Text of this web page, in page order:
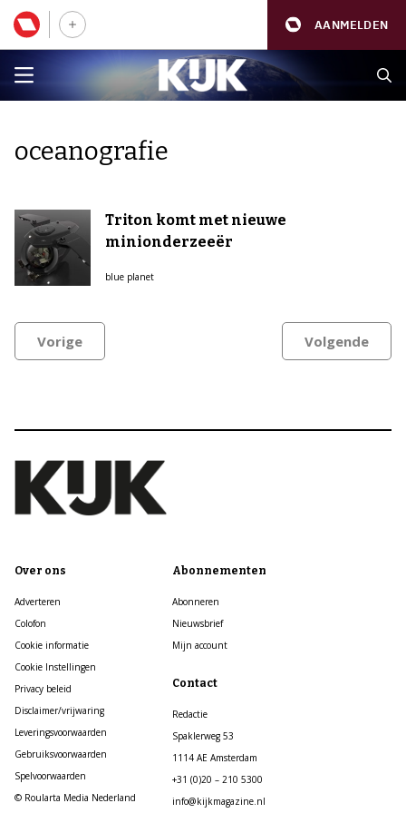
AANMELDEN
oceanografie
Triton komt met nieuwe
minionderzeeër
blue planet
Vorige Volgende
Over ons
Adverteren
Colofon
Cookie informatie
Cookie Instellingen
Privacy beleid
Disclaimer/vrijwaring
Leveringsvoorwaarden
Gebruiksvoorwaarden
Spelvoorwaarden
© Roularta Media Nederland
Abonnementen
Abonneren
Nieuwsbrief
Mijn account
Contact
Redactie
Spaklerweg 53
1114 AE Amsterdam
+31 (0)20 – 210 5300
info@kijkmagazine.nl